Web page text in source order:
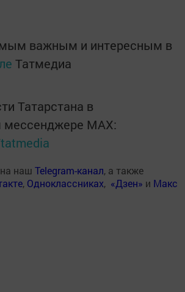
важным и интересным в
Татмедиа
Татарстана в
мессенджере MАХ:
наш Telegram-канал, а также
, Одноклассниках, «Дзен» и Макс